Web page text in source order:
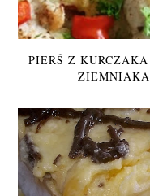
PIERŚ Z